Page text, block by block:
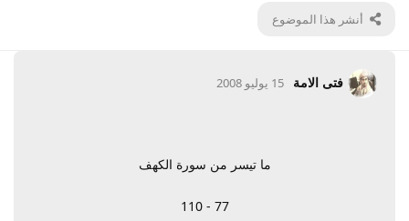
أنشر هذا الموضوع
فتى الامة 15 يوليو 2008
ما تيسر من سورة الكهف
77 - 110